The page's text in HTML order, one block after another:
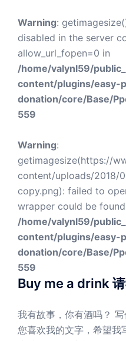
Warning:
disabled in the server
allow_url_fopen=0 in
/home/valynl59/
content/plugins/easy-
donation/core/Base/
559
Warning:
getimagesize(https://
content/uploads/2018/
copy.png): failed to
wrapper could be
/home/valynl59/
content/plugins/easy-
donation/core/Base/
559
Buy me a drink
我有故事，你有酒吗？
您喜欢我的文字，希望我